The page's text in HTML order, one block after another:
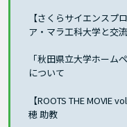
【さくらサイエンスプ
ア・マラ工科大学と交
「秋田県立大学ホーム
について
【ROOTS THE MOVIE
穂 助教